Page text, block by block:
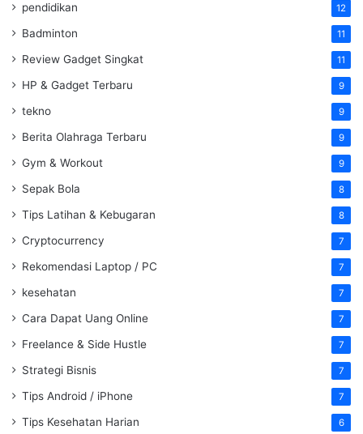
pendidikan 12
Badminton 11
Review Gadget Singkat 11
HP & Gadget Terbaru 9
tekno 9
Berita Olahraga Terbaru 9
Gym & Workout 9
Sepak Bola 8
Tips Latihan & Kebugaran 8
Cryptocurrency 7
Rekomendasi Laptop / PC 7
kesehatan 7
Cara Dapat Uang Online 7
Freelance & Side Hustle 7
Strategi Bisnis 7
Tips Android / iPhone 7
Tips Kesehatan Harian 6